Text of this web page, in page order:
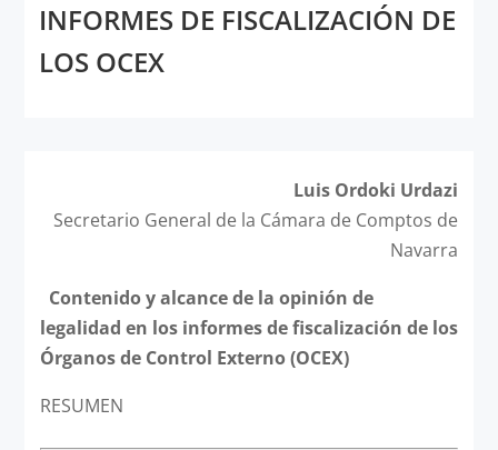
INFORMES DE FISCALIZACIÓN DE
LOS OCEX
Luis Ordoki Urdazi
Secretario General de la Cámara de Comptos de
Navarra
Contenido y alcance de la opinión de
legalidad en los informes de fiscalización de los
Órganos de Control Externo (OCEX)
RESUMEN